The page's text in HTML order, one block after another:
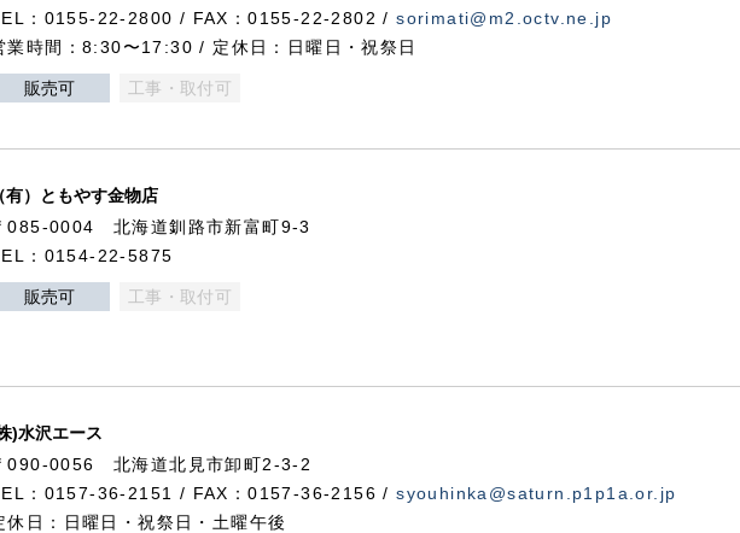
：0155-22-2800 / FAX：0155-22-2802 /sorimati@m2.octv.ne.jp
業時間：8:30〜17:30 / 定休日：日曜日・祝祭日
販売可 工事・取付可
有）ともやす金物店
085-0004 北海道釧路市新富町9-3
：0154-22-5875
販売可 工事・取付可
)水沢エース
090-0056 北海道北見市卸町2-3-2
：0157-36-2151 / FAX：0157-36-2156 /syouhinka@saturn.p1p1a.or.jp
休日：日曜日・祝祭日・土曜午後